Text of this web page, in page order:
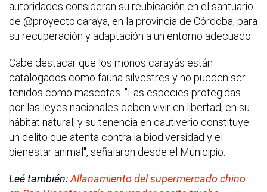
autoridades consideran su reubicación en el santuario
de @proyecto.caraya, en la provincia de Córdoba, para
su recuperación y adaptación a un entorno adecuado.
Cabe destacar que los monos carayás están
catalogados como fauna silvestres y no pueden ser
tenidos como mascotas. "Las especies protegidas
por las leyes nacionales deben vivir en libertad, en su
hábitat natural, y su tenencia en cautiverio constituye
un delito que atenta contra la biodiversidad y el
bienestar animal", señalaron desde el Municipio.
Leé también:Allanamiento del supermercado chino